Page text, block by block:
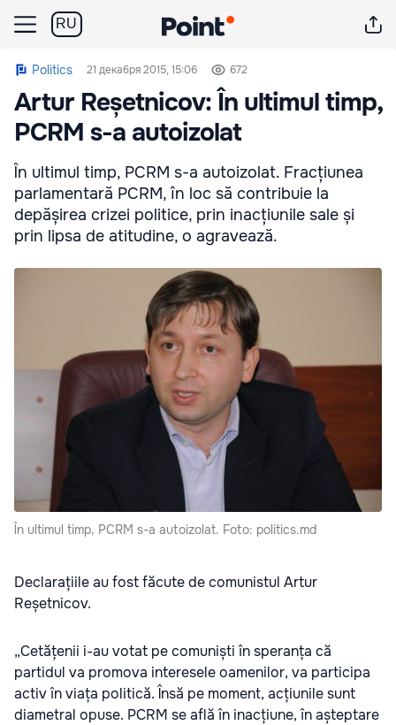
RU
Politics 21 декабря 2015, 15:06 672
Artur Reșetnicov: În ultimul timp,
PCRM s-a autoizolat
În ultimul timp, PCRM s-a autoizolat. Fracțiunea
parlamentară PCRM, în loc să contribuie la
depășirea crizei politice, prin inacțiunile sale și
prin lipsa de atitudine, o agravează.
În ultimul timp, PCRM s-a autoizolat. Foto: politics.md
Declarațiile au fost făcute de comunistul Artur
Reșetnicov.
„Cetățenii i-au votat pe comuniști în speranța că
partidul va promova interesele oamenilor, va participa
activ în viața politică. Însă pe moment, acțiunile sunt
diametral opuse. PCRM se află în inacțiune, în așteptare